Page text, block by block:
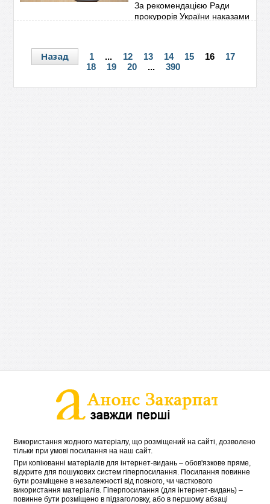
прав людини Ганна→
За рекомендацією Ради
прокурорів України наказами
Назад 1 ... 12 13 14 15 16
17
18
19 20 ... 390
Використання жодного матеріалу, що розміщений на сайті, дозволено
тільки при умові посилання на наш сайт.
При копіюванні матеріалів для інтернет-видань – обов'язкове пряме,
відкрите для пошукових систем гіперпосилання. Посилання повинне
бути розміщене в незалежності від повного, чи часткового
використання матеріалів. Гіперпосилання (для інтернет-видань) –
повинне бути розміщено в підзаголовку, або в першому абзаці